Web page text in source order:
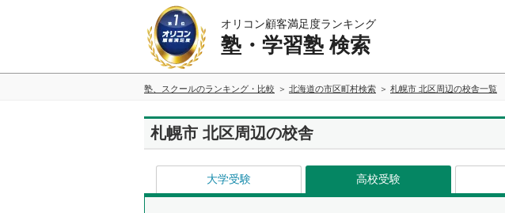
オリコン顧客満足度ランキング
塾・学習塾 検索
塾、スクールのランキング・比較 北海道の市区町村検索 札幌市 北区周辺の校舎一覧
札幌市 北区周辺の校舎
大学受験 高校受験